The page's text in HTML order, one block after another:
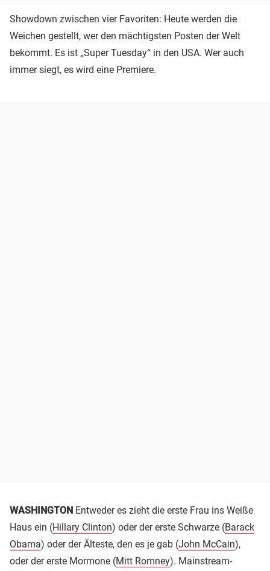
Showdown zwischen vier Favoriten: Heute werden die
Weichen gestellt, wer den mächtigsten Posten der Welt
bekommt. Es ist „Super Tuesday“ in den USA. Wer auch
immer siegt, es wird eine Premiere.
WASHINGTON Entweder es zieht die erste Frau ins Weiße
Haus ein (Hillary Clinton) oder der erste Schwarze (Barack
Obama) oder der Älteste, den es je gab (John McCain),
oder der erste Mormone (Mitt Romney). Mainstream-